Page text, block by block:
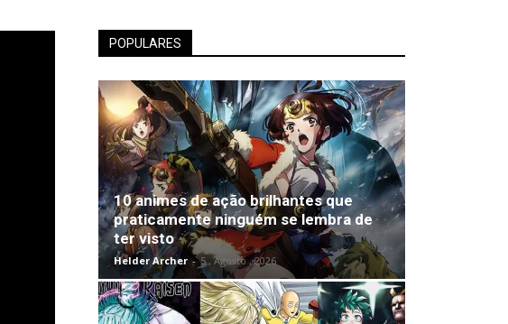
POPULARES
10 animes de ação brilhantes que
praticamente ninguém se lembra de
ter visto
Helder Archer - 5 , Agosto , 2026